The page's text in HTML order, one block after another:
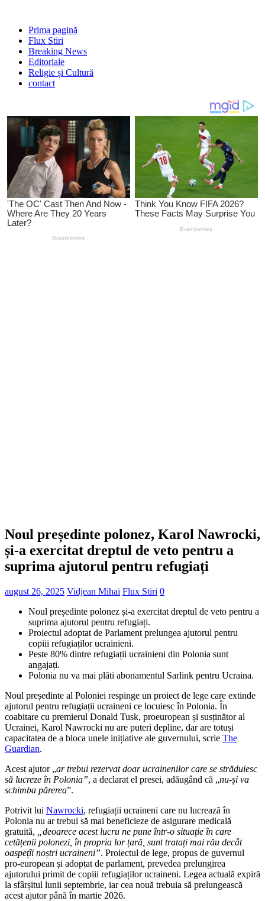
Prima pagină
Flux Stiri
Breaking News
Editoriale
Religie și Cultură
contact
Noul președinte polonez, Karol Nawrocki,
și-a exercitat dreptul de veto pentru a
suprima ajutorul pentru refugiați
august 26, 2025 Vidjean Mihai Flux Stiri 0
Noul președinte polonez și-a exercitat dreptul de veto pentru a
suprima ajutorul pentru refugiați.
Proiectul adoptat de Parlament prelungea ajutorul pentru
copiii refugiaților ucrainieni.
Peste 80% dintre refugiații ucrainieni din Polonia sunt
angajați.
Polonia nu va mai plăti abonamentul Sarlink pentru Ucraina.
Noul președinte al Poloniei respinge un proiect de lege care extinde
ajutorul pentru refugiații ucraineni ce locuiesc în Polonia. În
coabitare cu premierul Donald Tusk, proeuropean și susținător al
Ucrainei, Karol Nawrocki nu are puteri depline, dar are totuși
capacitatea de a bloca unele inițiative ale guvernului, scrie The
Guardian.
Acest ajutor „ar trebui rezervat doar ucrainenilor care se străduiesc
să lucreze în Polonia”, a declarat el presei, adăugând că „nu-și va
schimba părerea”.
Potrivit lui Nawrocki, refugiații ucraineni care nu lucrează în
Polonia nu ar trebui să mai beneficieze de asigurare medicală
gratuită,
„deoarece acest lucru ne pune într-o situație în care
cetățenii polonezi, în propria lor țară, sunt tratați mai rău decât
oaspețîi noștri ucraineni”. Proiectul de lege, propus de guvernul
pro-european și adoptat de parlament, prevedea prelungirea
ajutorului primit de copiii refugiaților ucraineni. Legea actuală expiră
la sfârșitul lunii septembrie, iar cea nouă trebuia să prelungească
acest ajutor până în martie 2026.